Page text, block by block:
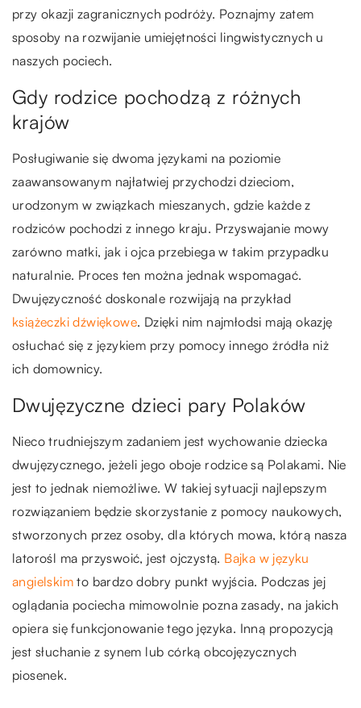
przy okazji zagranicznych podróży. Poznajmy zatem
sposoby na rozwijanie umiejętności lingwistycznych u
naszych pociech.
Gdy rodzice pochodzą z różnych
krajów
Posługiwanie się dwoma językami na poziomie
zaawansowanym najłatwiej przychodzi dzieciom,
urodzonym w związkach mieszanych, gdzie każde z
rodziców pochodzi z innego kraju. Przyswajanie mowy
zarówno matki, jak i ojca przebiega w takim przypadku
naturalnie. Proces ten można jednak wspomagać.
Dwujęzyczność doskonale rozwijają na przykład
książeczki dźwiękowe. Dzięki nim najmłodsi mają okazję
osłuchać się z językiem przy pomocy innego źródła niż
ich domownicy.
Dwujęzyczne dzieci pary Polaków
Nieco trudniejszym zadaniem jest wychowanie dziecka
dwujęzycznego, jeżeli jego oboje rodzice są Polakami. Nie
jest to jednak niemożliwe. W takiej sytuacji najlepszym
rozwiązaniem będzie skorzystanie z pomocy naukowych,
stworzonych przez osoby, dla których mowa, którą nasza
latorośl ma przyswoić, jest ojczystą. Bajka w języku
angielskim to bardzo dobry punkt wyjścia. Podczas jej
oglądania pociecha mimowolnie pozna zasady, na jakich
opiera się funkcjonowanie tego języka. Inną propozycją
jest słuchanie z synem lub córką obcojęzycznych
piosenek.